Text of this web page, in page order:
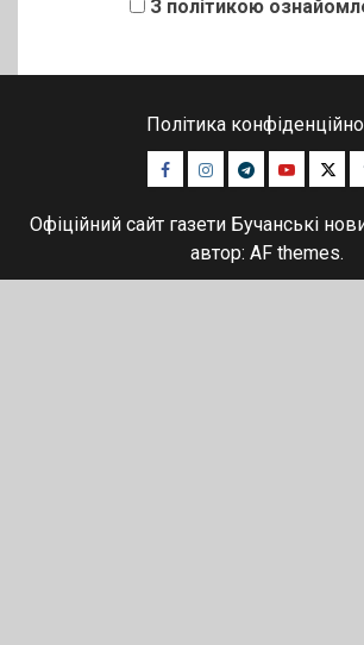
З політикою
Політика
Facebook
Instagram
TelegramYoutube
Офіційний сайт газети Бучанські
автор: AF themes.